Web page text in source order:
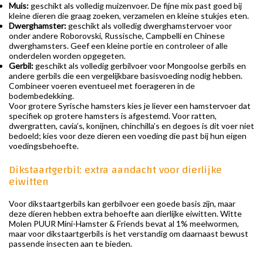
Muis:geschikt als volledig muizenvoer. De fijne mix past goed bij
kleine dieren die graag zoeken, verzamelen en kleine stukjes eten.
Dwerghamster:geschikt als volledig dwerghamstervoer voor
onder andere Roborovski, Russische, Campbelli en Chinese
dwerghamsters. Geef een kleine portie en controleer of alle
onderdelen worden opgegeten.
Gerbil:geschikt als volledig gerbilvoer voor Mongoolse gerbils en
andere gerbils die een vergelijkbare basisvoeding nodig hebben.
Combineer voeren eventueel met foerageren in de
bodembedekking.
Voor grotere Syrische hamsters kies je liever een hamstervoer dat
specifiek op grotere hamsters is afgestemd. Voor ratten,
dwergratten, cavia’s, konijnen, chinchilla’s en degoes is dit voer niet
bedoeld; kies voor deze dieren een voeding die past bij hun eigen
voedingsbehoefte.
Dikstaartgerbil: extra aandacht voor dierlijke
eiwitten
Voor dikstaartgerbils kan gerbilvoer een goede basis zijn, maar
deze dieren hebben extra behoefte aan dierlijke eiwitten. Witte
Molen PUUR Mini-Hamster & Friends bevat al 1% meelwormen,
maar voor dikstaartgerbils is het verstandig om daarnaast bewust
passende insecten aan te bieden.